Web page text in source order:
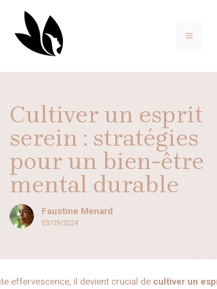
contenu
MENU
Cultiver un esprit
serein : stratégies
pour un bien-être
mental durable
Faustine Menard
03/09/2024
effervescence, il devient crucial de cultiver un